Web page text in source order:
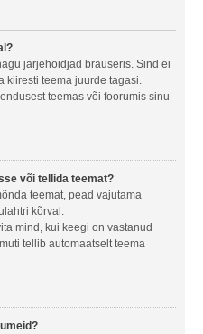
järjehoidjad brauseris. Sind ei
kiiresti teema juurde tagasi.
teemas või foorumis sinu
või tellida teemat?
teemat, pead vajutama
kõrval.
mind, kui keegi on vastanud
tellib automaatselt teema